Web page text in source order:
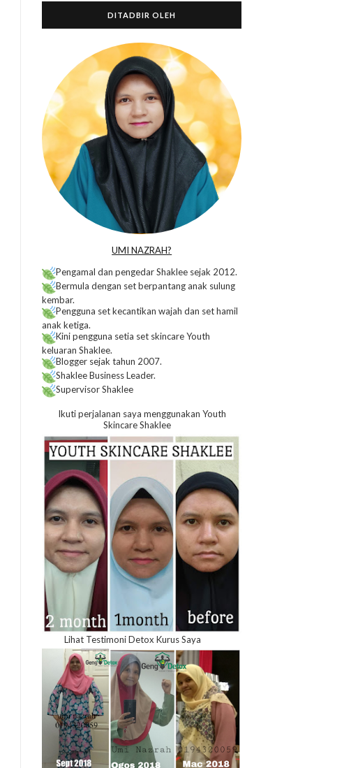
r
DITADBIR OLEH
UMI NAZRAH?
Pengamal dan pengedar Shaklee sejak 2012.
Bermula dengan set berpantang anak sulung
kembar.
Pengguna set kecantikan wajah dan set hamil
anak ketiga.
Kini pengguna setia set skincare Youth
keluaran Shaklee.
Blogger sejak tahun 2007.
Shaklee Business Leader.
Supervisor Shaklee
Ikuti perjalanan saya menggunakan Youth
Skincare Shaklee
Lihat Testimoni Detox Kurus Saya